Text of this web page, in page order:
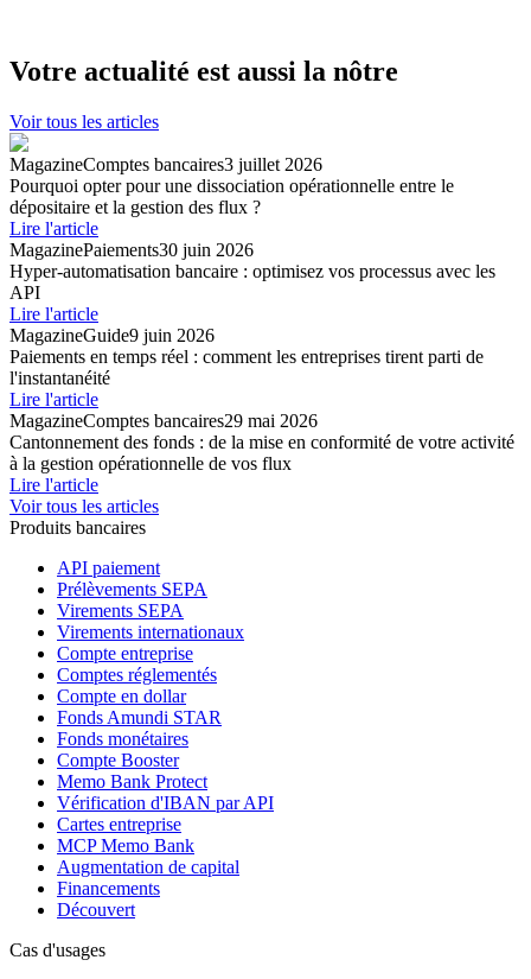
Votre actualité est aussi la nôtre
Voir tous les articles
MagazineComptes bancaires3 juillet 2026
Pourquoi opter pour une dissociation opérationnelle entre le
dépositaire et la gestion des flux ?
Lire l'article
MagazinePaiements30 juin 2026
Hyper-automatisation bancaire : optimisez vos processus avec les
API
Lire l'article
MagazineGuide9 juin 2026
Paiements en temps réel : comment les entreprises tirent parti de
l'instantanéité
Lire l'article
MagazineComptes bancaires29 mai 2026
Cantonnement des fonds : de la mise en conformité de votre activité
à la gestion opérationnelle de vos flux
Lire l'article
Voir tous les articles
Produits bancaires
API paiement
Prélèvements SEPA
Virements SEPA
Virements internationaux
Compte entreprise
Comptes réglementés
Compte en dollar
Fonds Amundi STAR
Fonds monétaires
Compte Booster
Memo Bank Protect
Vérification d'IBAN par API
Cartes entreprise
MCP Memo Bank
Augmentation de capital
Financements
Découvert
Cas d'usages